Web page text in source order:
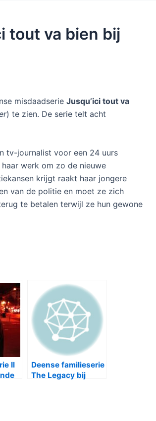
tout va bien bij
misdaadserie Jusqu’ici tout va
) te zien. De serie telt acht
tv-journalist voor een 24 uurs
werk om zo de nieuwe
krijgt raakt haar jongere
van de politie en moet ze zich
te betalen terwijl ze hun gewone
Il
Deense familieserie
The Legacy bij